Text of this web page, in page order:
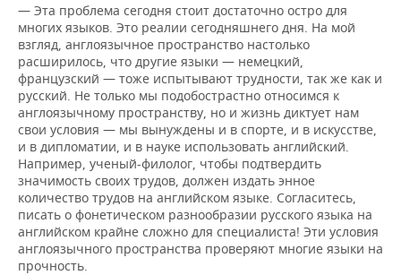
— Эта проблема сегодня стоит достаточно остро для
многих языков. Это реалии сегодняшнего дня. На мой
взгляд, англоязычное пространство настолько
расширилось, что другие языки — немецкий,
французский — тоже испытывают трудности, так же как и
русский. Не только мы подобострастно относимся к
англоязычному пространству, но и жизнь диктует нам
свои условия — мы вынуждены и в спорте, и в искусстве,
и в дипломатии, и в науке использовать английский.
Например, ученый-филолог, чтобы подтвердить
значимость своих трудов, должен издать энное
количество трудов на английском языке. Согласитесь,
писать о фонетическом разнообразии русского языка на
английском крайне сложно для специалиста! Эти условия
англоязычного пространства проверяют многие языки на
прочность.